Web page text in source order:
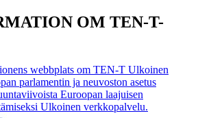
OM TEN-T-
webbplats om TEN-T Ulkoinen
parlamentin ja neuvoston asetus
Euroopan laajuisen
Ulkoinen verkkopalvelu.